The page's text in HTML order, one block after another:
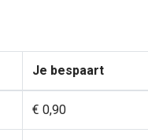
Je bespaart
€ 0,90